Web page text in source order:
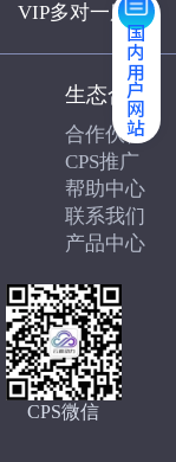
国内用户网站
VIP多对一服务
CPS微信
生态合作
合作伙伴
CPS推广
帮助中心
联系我们
产品中心